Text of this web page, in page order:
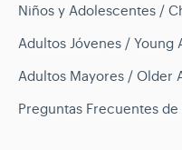
Niños y Adolescentes /
Adultos Jóvenes / Young
Adultos Mayores / Older
Preguntas Frecuentes de